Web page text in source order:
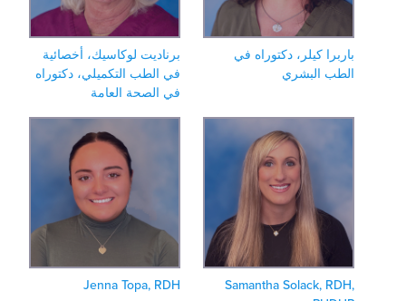
كيلر، دكتوراه في
البشري
برناديت لوكاسيك، أخصائية
في الطب التكميلي، دكتوراه
في الصحة العامة
Samantha Solack,
Jenna Topa, RDH